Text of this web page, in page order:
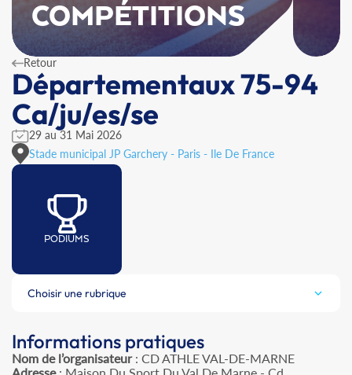
COMPÉTITIONS
Retour
Départementaux 75-94
Ca/ju/es/se
29 au 31 Mai 2026
Stade municipal JP Garchery - Paris - Ile De France
PODIUMS
Choisir une rubrique
Informations pratiques
Nom de l’organisateur: CD ATHLE VAL-DE-MARNE